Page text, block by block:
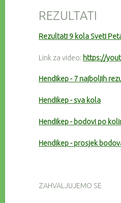
REZULTATI
Rezultati 9 kola Sveti
Link za video: https://
Hendikep - 7 najboljih
Hendikep - sva kola
Hendikep - bodovi po
Hendikep - prosjek
ZAHVALJUJEMO SE